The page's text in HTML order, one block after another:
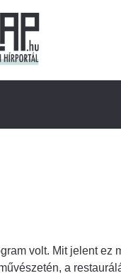
volt. Mit jelent ez
a